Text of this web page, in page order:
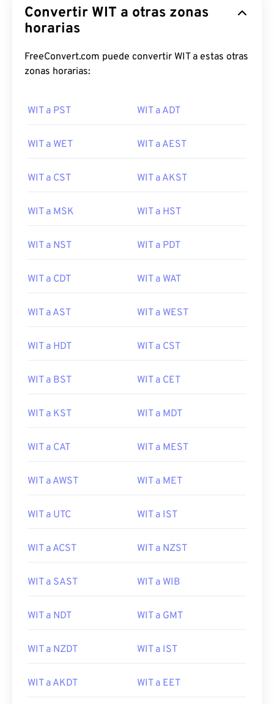
Convertir WIT a otras zonas
horarias
FreeConvert.com puede convertir WIT a estas otras
zonas horarias:
WIT a PST WIT a ADT
WIT a WET WIT a AEST
WIT a CST WIT a AKST
WIT a MSK WIT a HST
WIT a NST WIT a PDT
WIT a CDT WIT a WAT
WIT a AST WIT a WEST
WIT a HDT WIT a CST
WIT a BST WIT a CET
WIT a KST WIT a MDT
WIT a CAT WIT a MEST
WIT a AWST WIT a MET
WIT a UTC WIT a IST
WIT a ACST WIT a NZST
WIT a SAST WIT a WIB
WIT a NDT WIT a GMT
WIT a NZDT WIT a IST
WIT a AKDT WIT a EET